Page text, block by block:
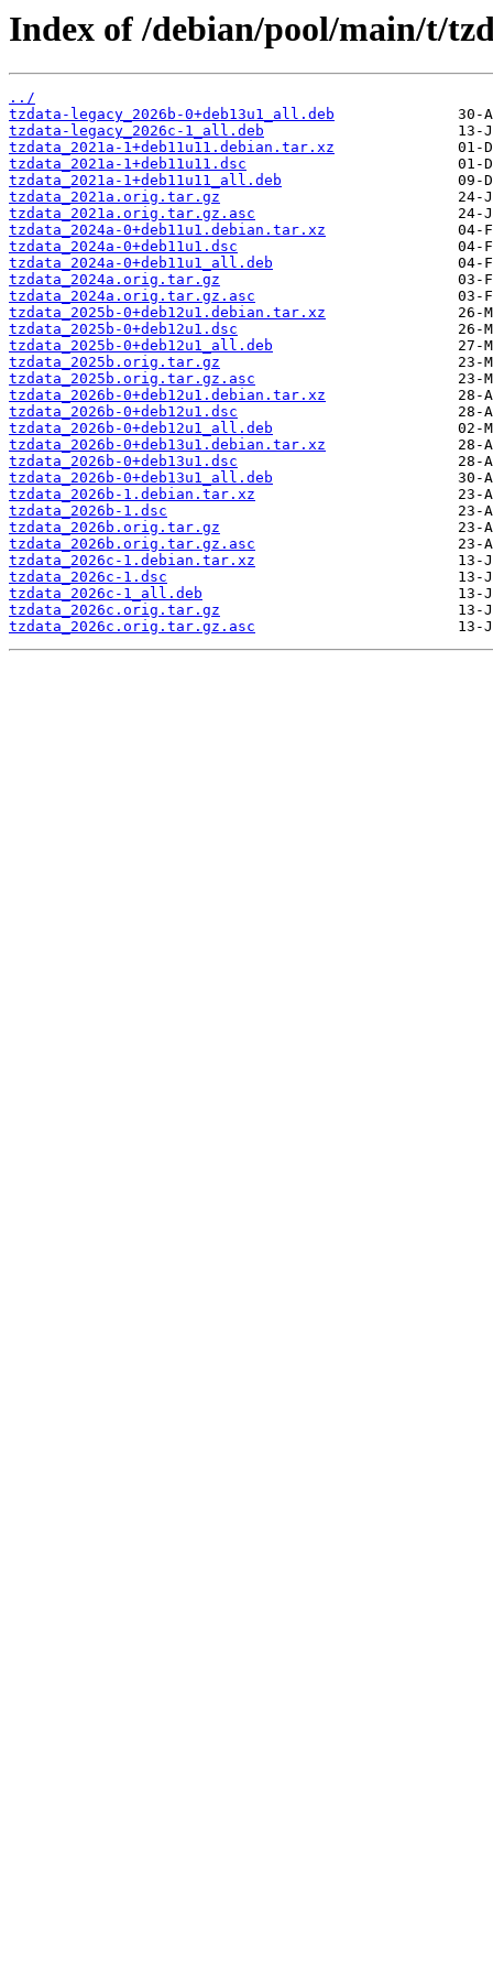
Index of /debian/pool/main/t/
../
tzdata-legacy_2026b-0+deb13u1_all.deb
tzdata-legacy_2026c-1_all.deb
tzdata_2021a-1+deb11u11.debian.tar.xz
tzdata_2021a-1+deb11u11.dsc
tzdata_2021a-1+deb11u11_all.deb
tzdata_2021a.orig.tar.gz
tzdata_2021a.orig.tar.gz.asc
tzdata_2024a-0+deb11u1.debian.tar.xz
tzdata_2024a-0+deb11u1.dsc
tzdata_2024a-0+deb11u1_all.deb
tzdata_2024a.orig.tar.gz
tzdata_2024a.orig.tar.gz.asc
tzdata_2025b-0+deb12u1.debian.tar.xz
tzdata_2025b-0+deb12u1.dsc
tzdata_2025b-0+deb12u1_all.deb
tzdata_2025b.orig.tar.gz
tzdata_2025b.orig.tar.gz.asc
tzdata_2026b-0+deb12u1.debian.tar.xz
tzdata_2026b-0+deb12u1.dsc
tzdata_2026b-0+deb12u1_all.deb
tzdata_2026b-0+deb13u1.debian.tar.xz
tzdata_2026b-0+deb13u1.dsc
tzdata_2026b-0+deb13u1_all.deb
tzdata_2026b-1.debian.tar.xz
tzdata_2026b-1.dsc
tzdata_2026b.orig.tar.gz
tzdata_2026b.orig.tar.gz.asc
tzdata_2026c-1.debian.tar.xz
tzdata_2026c-1.dsc
tzdata_2026c-1_all.deb
tzdata_2026c.orig.tar.gz
tzdata_2026c.orig.tar.gz.asc